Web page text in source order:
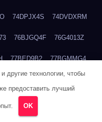
74DPJX4S 74DVDXRM
76BJGQ4F 76G4013Z
77BED9B2 77BGMMG4
78Q29S80
другие технологии, чтобы
предоставить лучший
OK